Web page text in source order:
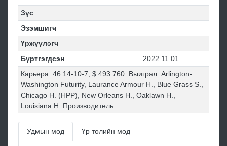
Зүс
Эзэмшигч
Үржүүлэгч
Бүртгэгдсэн
2022.11.01
Карьера: 46:14-10-7, $ 493 760. Выиграл: Arlington-
Washington Futurity, Laurance Armour H., Blue Grass S.,
Chicago H. (НРР), New Orleans H., Oaklawn H.,
Louisiana H. Производитель
Удмын мод Үр төлийн мод